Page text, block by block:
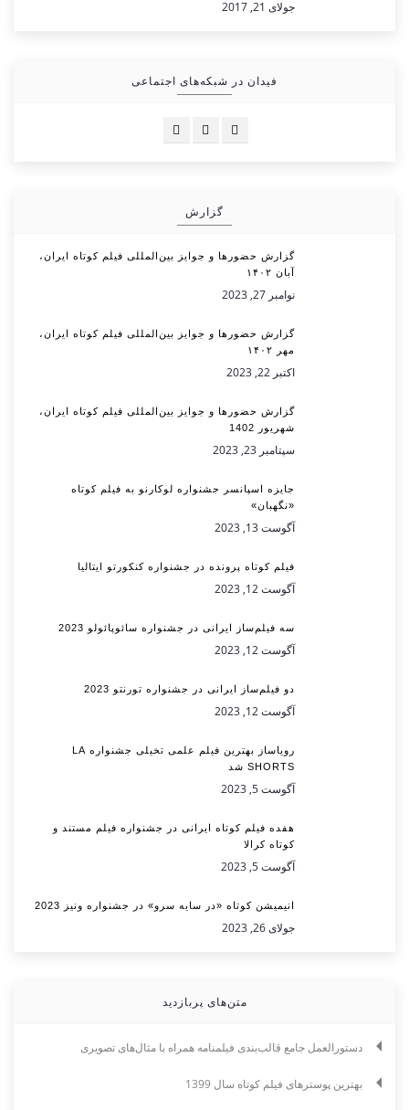
جولای 21, 2017
فیدان در شبکه‌های اجتماعی
گزارش
گزارش حضورها و جوایز بین‌المللی فیلم کوتاه ایران،
آبان ۱۴۰۲
نوامبر 27, 2023
گزارش حضورها و جوایز بین‌المللی فیلم کوتاه ایران،
مهر ۱۴۰۲
اکتبر 22, 2023
گزارش حضورها و جوایز بین‌المللی فیلم کوتاه ایران،
شهریور 1402
سپتامبر 23, 2023
جایزه اسپانسر جشنواره لوکارنو به فیلم کوتاه
«نگهبان»
آگوست 13, 2023
فیلم کوتاه پرونده در جشنواره کنکورتو ایتالیا
آگوست 12, 2023
سه فیلم‌ساز ایرانی در جشنواره سائوپائولو 2023
آگوست 12, 2023
دو فیلم‌ساز ایرانی در جشنواره تورنتو 2023
آگوست 12, 2023
رویاساز بهترین فیلم علمی تخیلی جشنواره LA
SHORTS شد
آگوست 5, 2023
هفده فیلم کوتاه ایرانی در جشنواره فیلم مستند و
کوتاه کرالا
آگوست 5, 2023
انیمیشن کوتاه «در سایه سرو» در جشنواره ونیز 2023
جولای 26, 2023
متن‌های پربازدید
دستورالعمل جامع قالب‌بندی فیلمنامه همراه با مثال‌های تصویری
بهترین پوسترهای فیلم کوتاه سال 1399